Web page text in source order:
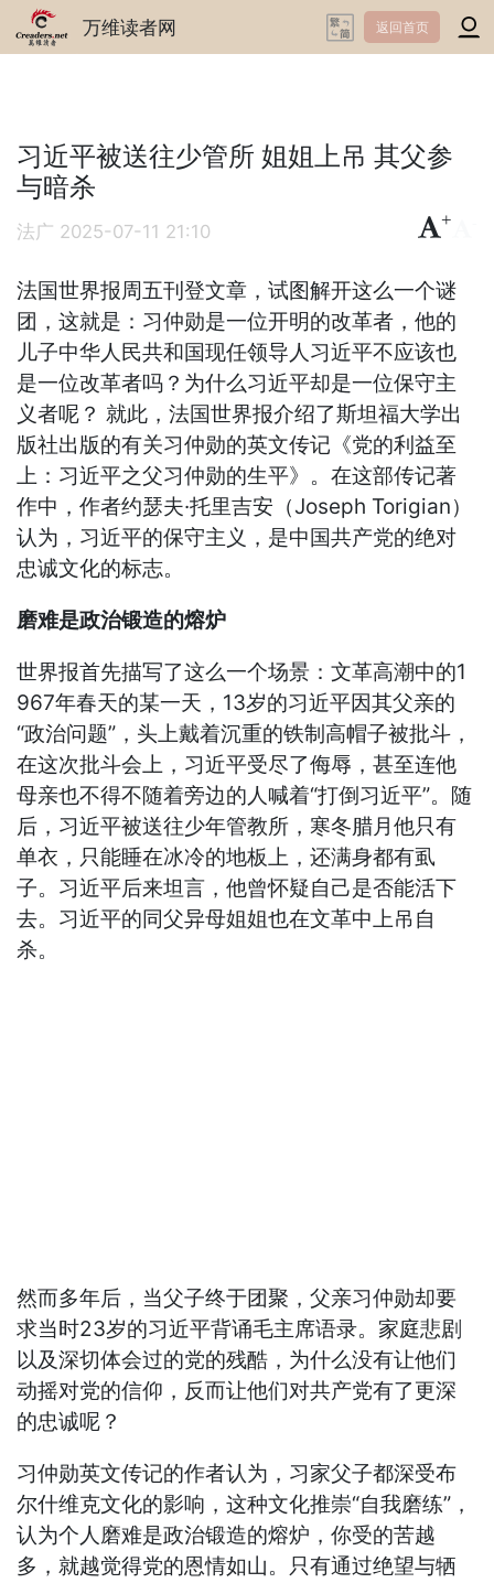
万维读者网 返回首页
习近平被送往少管所 姐姐上吊 其父参
与暗杀
法广 2025-07-11 21:10
+
法国世界报周五刊登文章，试图解开这么一个谜
团，这就是：习仲勋是一位开明的改革者，他的
儿子中华人民共和国现任领导人习近平不应该也
是一位改革者吗？为什么习近平却是一位保守主
义者呢？ 就此，法国世界报介绍了斯坦福大学出
版社出版的有关习仲勋的英文传记《党的利益至
上：习近平之父习仲勋的生平》。在这部传记著
作中，作者约瑟夫·托里吉安（Joseph Torigian）
认为，习近平的保守主义，是中国共产党的绝对
忠诚文化的标志。
磨难是政治锻造的熔炉
世界报首先描写了这么一个场景：文革高潮中的1
967年春天的某一天，13岁的习近平因其父亲的
“政治问题”，头上戴着沉重的铁制高帽子被批斗，
在这次批斗会上，习近平受尽了侮辱，甚至连他
母亲也不得不随着旁边的人喊着“打倒习近平”。随
后，习近平被送往少年管教所，寒冬腊月他只有
单衣，只能睡在冰冷的地板上，还满身都有虱
子。习近平后来坦言，他曾怀疑自己是否能活下
去。习近平的同父异母姐姐也在文革中上吊自
杀。
然而多年后，当父子终于团聚，父亲习仲勋却要
求当时23岁的习近平背诵毛主席语录。家庭悲剧
以及深切体会过的党的残酷，为什么没有让他们
动摇对党的信仰，反而让他们对共产党有了更深
的忠诚呢？
习仲勋英文传记的作者认为，习家父子都深受布
尔什维克文化的影响，这种文化推崇“自我磨练”，
认为个人磨难是政治锻造的熔炉，你受的苦越
多，就越觉得党的恩情如山。只有通过绝望与牺